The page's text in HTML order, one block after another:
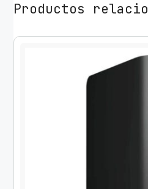
Productos